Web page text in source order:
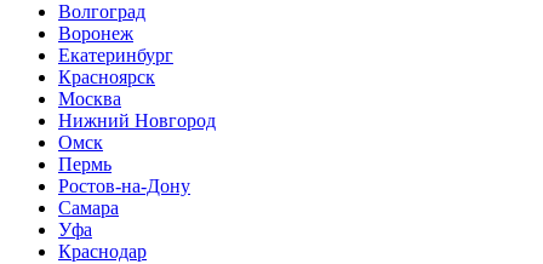
Волгоград
Воронеж
Екатеринбург
Красноярск
Москва
Нижний Новгород
Омск
Пермь
Ростов-на-Дону
Самара
Уфа
Краснодар